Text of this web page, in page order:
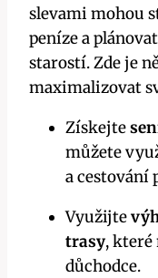
slevami mohou
peníze a
starostí. Zde je
maximalizovat
Získejte
můžete
a cestování
Využijte
trasy, které
důchodce.